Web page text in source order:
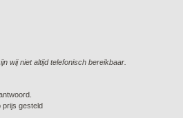
wij niet altijd telefonisch bereikbaar.
prijs gesteld